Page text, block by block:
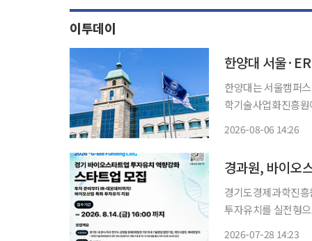
이투데이
한양대 서울
한양대는 서울캠퍼
학기술사업화진흥
2026-08-06 14:26
경기도경제과학진
투자유치를 실전형
2026-07-28 14:23